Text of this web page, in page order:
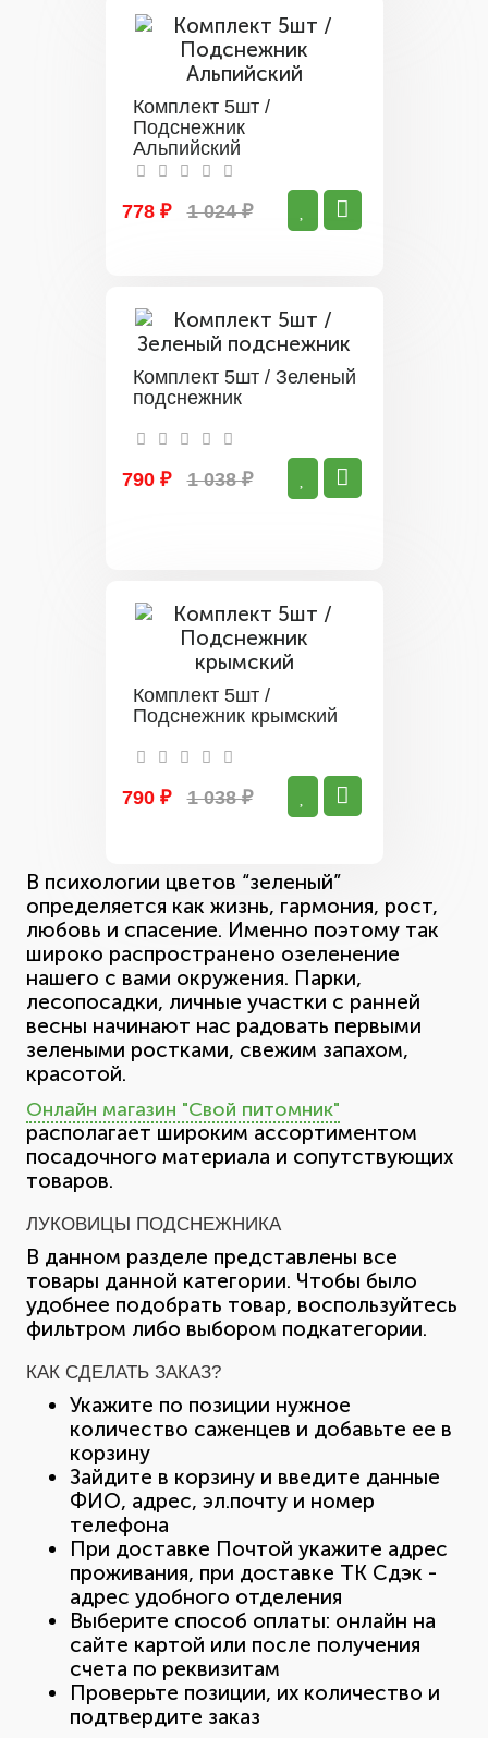
Комплект 5шт /
Подснежник
Альпийский
778 ₽ 1 024 ₽
Комплект 5шт / Зеленый
подснежник
790 ₽ 1 038 ₽
Комплект 5шт /
Подснежник крымский
790 ₽ 1 038 ₽
В психологии цветов “зеленый”
определяется как жизнь, гармония, рост,
любовь и спасение. Именно поэтому так
широко распространено озеленение
нашего с вами окружения. Парки,
лесопосадки, личные участки с ранней
весны начинают нас радовать первыми
зелеными ростками, свежим запахом,
красотой.
Онлайн магазин "Свой питомник"
располагает широким ассортиментом
посадочного материала и сопутствующих
товаров.
ЛУКОВИЦЫ ПОДСНЕЖНИКА
В данном разделе представлены все
товары данной категории. Чтобы было
удобнее подобрать товар, воспользуйтесь
фильтром либо выбором подкатегории.
КАК СДЕЛАТЬ ЗАКАЗ?
Укажите по позиции нужное
количество саженцев и добавьте ее в
корзину
Зайдите в корзину и введите данные
ФИО, адрес, эл.почту и номер
телефона
При доставке Почтой укажите адрес
проживания, при доставке ТК Сдэк -
адрес удобного отделения
Выберите способ оплаты: онлайн на
сайте картой или после получения
счета по реквизитам
Проверьте позиции, их количество и
подтвердите заказ